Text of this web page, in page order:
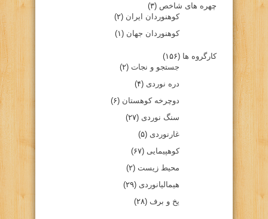
چهره های شاخص (۳)
کوهنوردان ایران (۲)
کوهنوردان جهان (۱)
کارگروه ها (۱۵۶)
جستجو و نجات (۲)
دره نوردی (۴)
دوچرخه کوهستان (۶)
سنگ نوردی (۲۷)
غارنوردی (۵)
کوهپیمایی (۶۷)
محیط زیست (۲)
هیمالیانوردی (۲۹)
یخ و برف (۲۸)